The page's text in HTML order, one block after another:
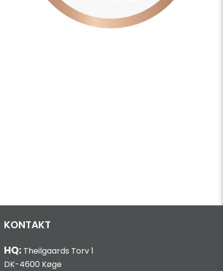
KONTAKT
HQ: Theilgaards Torv 1
DK-4600 Køge